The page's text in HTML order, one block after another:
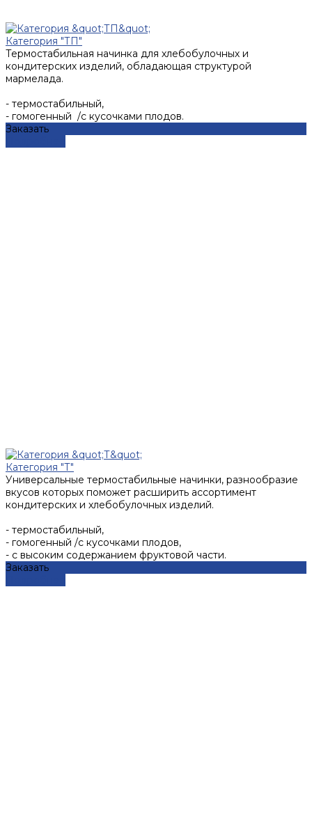
Категория "ТП"
Термостабильная начинка для хлебобулочных и
кондитерских изделий, обладающая структурой
мармелада.
- термостабильный,
- гомогенный /с кусочками плодов.
Заказать
Категория "Т"
Универсальные термостабильные начинки, разнообразие
вкусов которых поможет расширить ассортимент
кондитерских и хлебобулочных изделий.
- термостабильный,
- гомогенный /с кусочками плодов,
- с высоким содержанием фруктовой части.
Заказать